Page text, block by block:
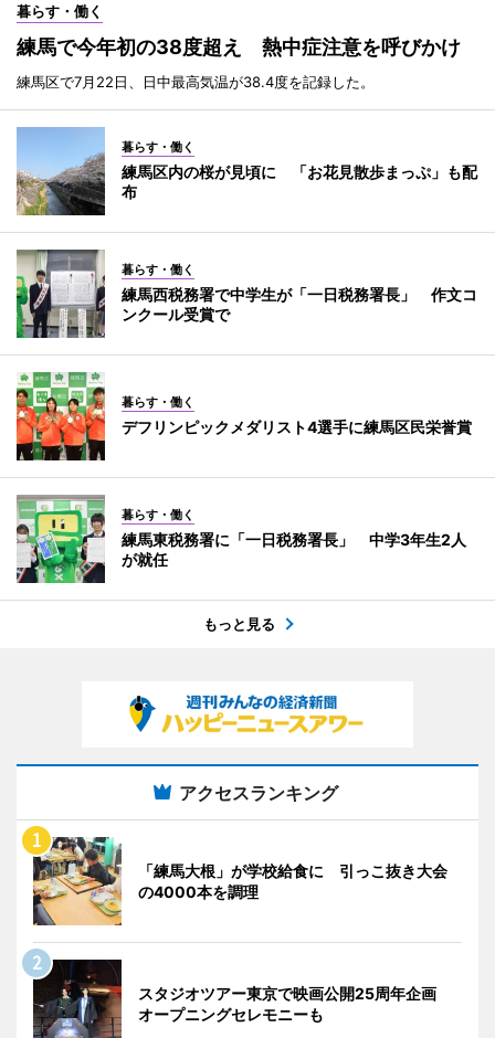
暮らす・働く
練馬で今年初の38度超え 熱中症注意を呼びかけ
練馬区で7月22日、日中最高気温が38.4度を記録した。
暮らす・働く
練馬区内の桜が見頃に 「お花見散歩まっぷ」も配
布
暮らす・働く
練馬西税務署で中学生が「一日税務署長」 作文コ
ンクール受賞で
暮らす・働く
デフリンピックメダリスト4選手に練馬区民栄誉賞
暮らす・働く
練馬東税務署に「一日税務署長」 中学3年生2人
が就任
もっと見る
アクセスランキング
「練馬大根」が学校給食に 引っこ抜き大会
の4000本を調理
スタジオツアー東京で映画公開25周年企画
オープニングセレモニーも